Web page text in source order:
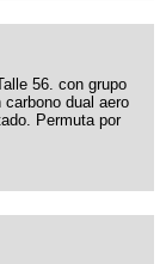
56. con grupo
dual aero
Permuta por